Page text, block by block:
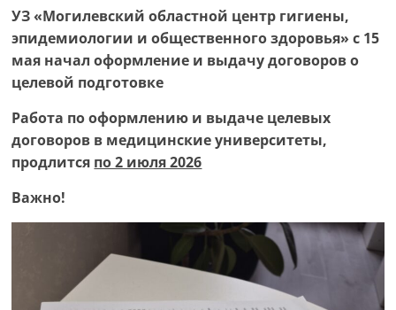
УЗ «Могилевский областной центр гигиены,
эпидемиологии и общественного здоровья» с 15
мая начал оформление и выдачу договоров о
целевой подготовке
Работа по оформлению и выдаче целевых
договоров в медицинские университеты,
продлится по 2 июля 2026
Важно!